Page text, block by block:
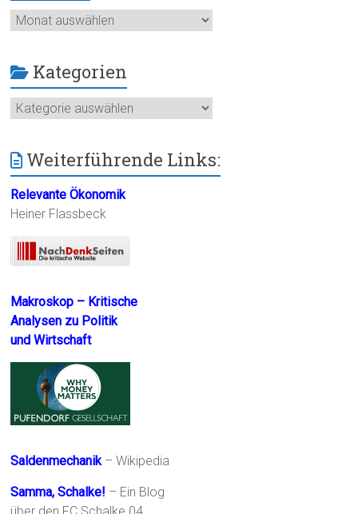
Archiv
Kategorien
Kategorien
Weiterführende Links:
Relevante Ökonomik
Heiner Flassbeck
Makroskop – Kritische
Analysen zu Politik
und Wirtschaft
Saldenmechanik– Wikipedia
Samma, Schalke! – Ein Blog